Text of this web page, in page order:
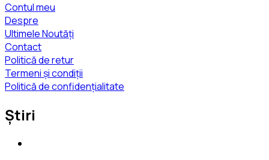
Contul meu
Despre
Ultimele Noutăți
Contact
Politică de retur
Termeni și condiții
Politică de confidențialitate
Știri